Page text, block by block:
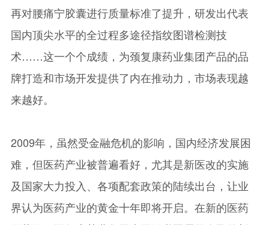
再对腰痛宁胶囊进行质量标准了提升，研发出代表
国内顶尖水平的全过程多途径指纹图谱检测技
术……这一个个成绩，为颈复康药业集团产品的品
牌打造和市场开发提供了内在推动力，市场表现越
来越好。
2009年，虽然受金融危机的影响，国内经济发展困
难，但医药产业被普遍看好，尤其是新医改的实施
及国家大力投入、各项配套政策的陆续出台，让业
界认为医药产业的黄金十年即将开启。在新的医药